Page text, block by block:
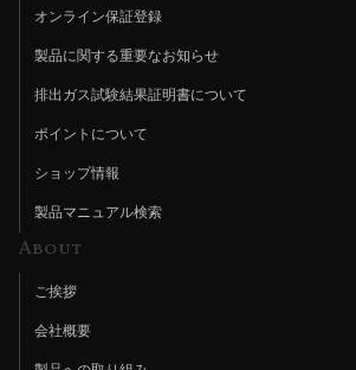
オンライン保証登録
製品に関する重要なお知らせ
排出ガス試験結果証明書について
ポイントについて
ショップ情報
製品マニュアル検索
About
ご挨拶
会社概要